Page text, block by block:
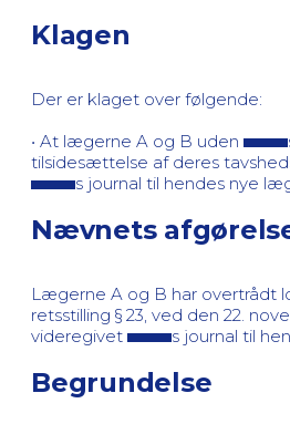
Klagen
Der er klaget over følgende:
• At lægerne A og B uden
tilsidesættelse af deres
s journal til hendes nye
Nævnets
Lægerne A og B har overtrådt
retsstilling § 23, ved den 22.
videregivet
s journal til
Begrundelse